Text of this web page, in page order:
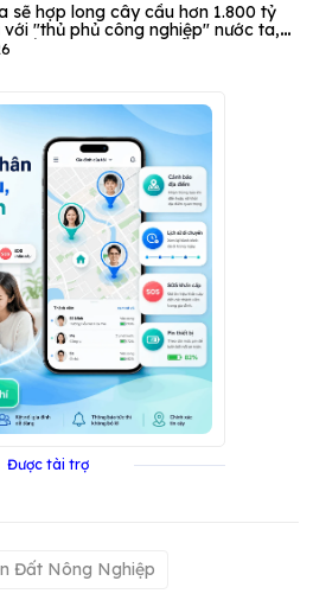
sẽ hợp long cây cầu hơn 1.800 tỷ
"thủ phủ công nghiệp" nước ta,
cầu hơn 120 năm tuổi
Được tài trợ
Đất Nông Nghiệp